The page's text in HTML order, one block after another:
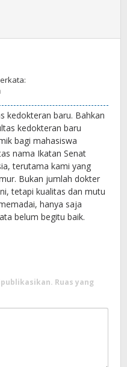
kedokteran baru. Bahkan
kedokteran baru
bagi mahasiswa
nama Ikatan Senat
terutama kami yang
Bukan jumlah dokter
tetapi kualitas dan mutu
hanya saja
belum begitu baik.
Ruas yang